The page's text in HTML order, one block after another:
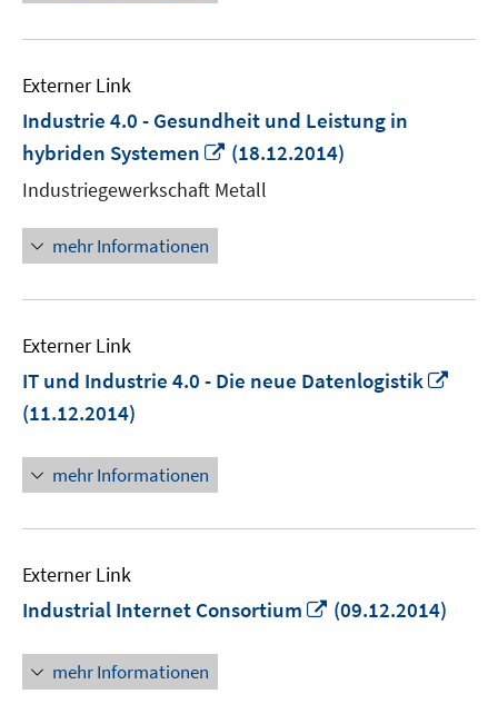
Externer Link
Industrie 4.0 - Gesundheit und Leistung in
hybriden Systemen
In
neuem
Fenster
(18.12.2014)
Industriegewerkschaft Metall
mehr Informationen
Externer Link
IT und Industrie 4.0 - Die neue Datenlogistik
(11.12.2014)
mehr Informationen
Externer Link
Industrial Internet Consortium
In
(09.12.2014)
mehr Informationen